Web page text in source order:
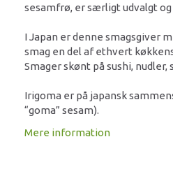
sesamfrø, er særligt udvalgt
I Japan er denne smagsgiver
smag en del af ethvert
Smager skønt på sushi,
Irigoma er på japansk
“goma” sesam).
Mere information